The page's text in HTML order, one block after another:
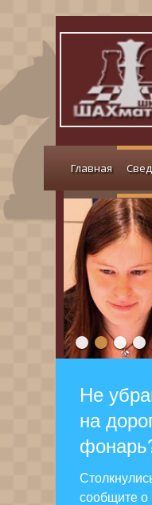
Главная
Не
на
сообщите о